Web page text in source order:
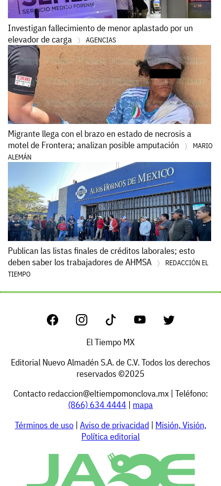
Investigan fallecimiento de menor aplastado por un
elevador de carga
AGENCIAS
Migrante llega con el brazo en estado de necrosis a
motel de Frontera; analizan posible amputación
MARIO
ALEMÁN
Publican las listas finales de créditos laborales; esto
deben saber los trabajadores de AHMSA
REDACCIÓN EL
TIEMPO
El Tiempo MX
Editorial Nuevo Almadén S.A. de C.V. Todos los derechos
reservados ©2025
Contacto redaccion@eltiempomonclova.mx| Teléfono:
(866) 634 4444 | mapa
Términos de uso | Aviso de privacidad | Misión, Visión,
Política editorial